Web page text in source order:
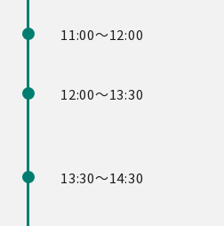
11:00～12:00
12:00～13:30
13:30～14:30